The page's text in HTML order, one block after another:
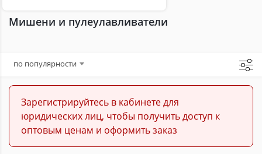
Мишени и пулеулавливатели
по популярности
Зарегистрируйтесь в кабинете для
юридических лиц, чтобы получить доступ к
оптовым ценам и оформить заказ